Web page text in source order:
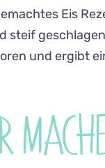
Eis
steif
und ergibt